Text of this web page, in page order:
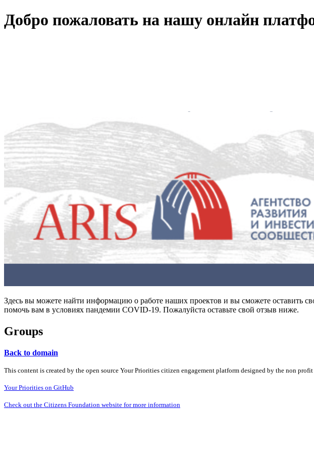
Добро пожаловать на нашу онлайн
Здесь вы можете найти информацию о работе наших проектов и вы сможете оставить
помочь вам в условиях пандемии COVID-19. Пожалуйста оставьте свой отзыв ниже.
Groups
Back to domain
This content is created by the open source Your Priorities citizen engagement platform designed by the non
Your Priorities on GitHub
Check out the Citizens Foundation website for more information